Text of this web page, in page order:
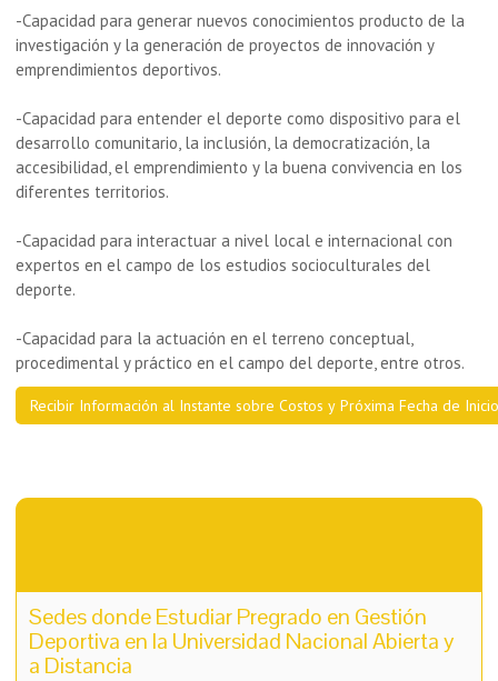
-Capacidad para generar nuevos conocimientos producto de la
investigación y la generación de proyectos de innovación y
emprendimientos deportivos.
-Capacidad para entender el deporte como dispositivo para el
desarrollo comunitario, la inclusión, la democratización, la
accesibilidad, el emprendimiento y la buena convivencia en los
diferentes territorios.
-Capacidad para interactuar a nivel local e internacional con
expertos en el campo de los estudios socioculturales del
deporte.
-Capacidad para la actuación en el terreno conceptual,
procedimental y práctico en el campo del deporte, entre otros.
Recibir Información al Instante sobre Costos y Próxima Fecha de Inicio
Sedes donde Estudiar Pregrado en Gestión
Deportiva en la Universidad Nacional Abierta y
a Distancia